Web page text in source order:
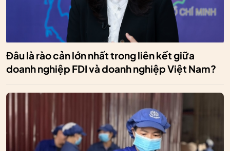
Đâu là rào cản lớn nhất trong liên kết giữa
doanh nghiệp FDI và doanh nghiệp Việt Nam?